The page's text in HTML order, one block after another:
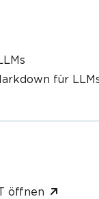
für
öffnen